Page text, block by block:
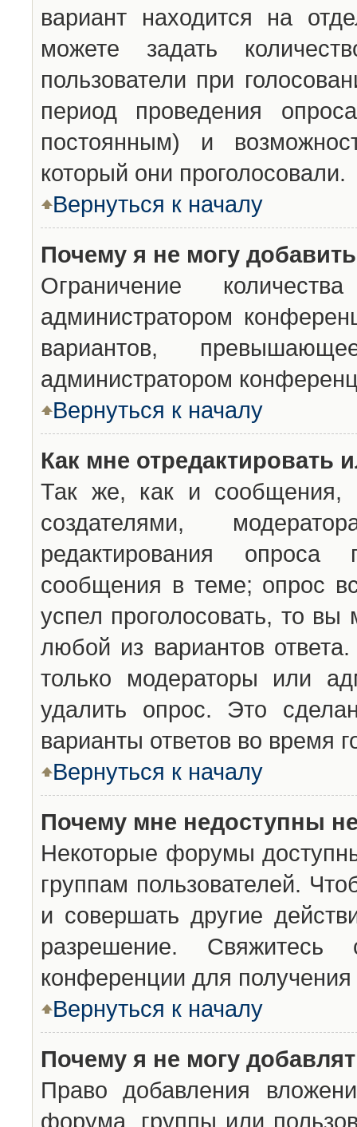
вариант находится на
можете задать
пользователи при
период проведения
постоянным) и
который они проголосовали.
Вернуться к началу
Почему я не могу
Ограничение
администратором
вариантов,
администратором
Вернуться к началу
Как мне отредактировать
Так же, как и сообщения,
создателями,
редактирования опроса
сообщения в теме; опрос
успел проголосовать, то вы
любой из вариантов
только модераторы или
удалить опрос. Это
варианты ответов во время
Вернуться к началу
Почему мне недоступны
Некоторые форумы
группам пользователей.
и совершать другие
разрешение. Свяжитесь
конференции для получения
Вернуться к началу
Почему я не могу
Право добавления
форума, группы или